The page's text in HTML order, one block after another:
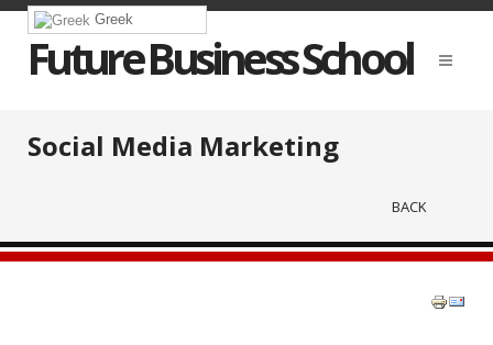
Greek
Future Business School
Social Media Marketing
BACK